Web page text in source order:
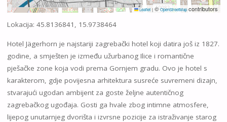
Leaflet |©OpenStreetMapcontributors
Lokacija: 45.8136841, 15.9738464
Hotel Jägerhorn je najstariji zagrebački hotel koji datira još iz 1827.
godine, a smješten je između užurbanog Ilice i romantične
pješačke zone koja vodi prema Gornjem gradu. Ovo je hotel s
karakterom, gdje povijesna arhitektura susreće suvremeni dizajn,
stvarajući ugodan ambijent za goste željne autentičnog
zagrebačkog ugođaja. Gosti ga hvale zbog intimne atmosfere,
lijepog unutarnjeg dvorišta i izvrsne pozicije za istraživanje starog